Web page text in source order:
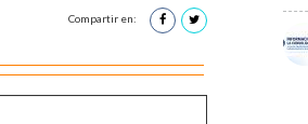
Compartir en: